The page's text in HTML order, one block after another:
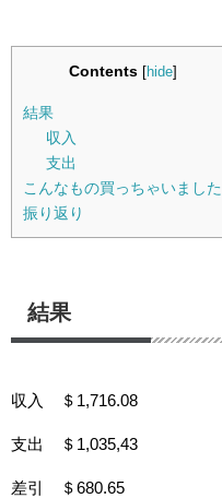
Contents [hide]
結果
収入
支出
こんなもの買っちゃいました
振り返り
結果
収入 ＄1,716.08
支出 ＄1,035,43
差引 ＄680.65